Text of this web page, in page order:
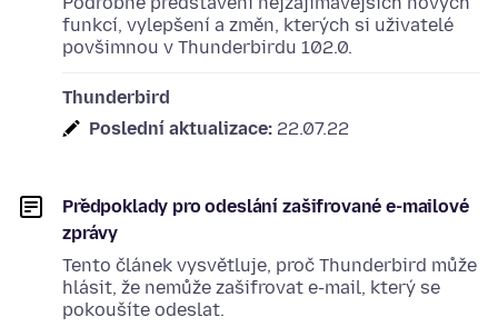
funkcí, vylepšení a změn, kterých si uživatelé
povšimnou v Thunderbirdu 102.0.
Thunderbird
Poslední aktualizace: 22.07.22
Předpoklady pro odeslání zašifrované e-mailové
zprávy
Tento článek vysvětluje, proč Thunderbird může
hlásit, že nemůže zašifrovat e-mail, který se
pokoušíte odeslat.